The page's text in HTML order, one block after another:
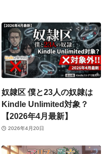
奴隷区 僕と23人の奴隷は
Kindle Unlimited対象？
【2026年4月最新】
2026年4月20日